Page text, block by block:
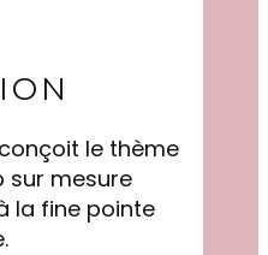
le thème
sur mesure
la fine pointe